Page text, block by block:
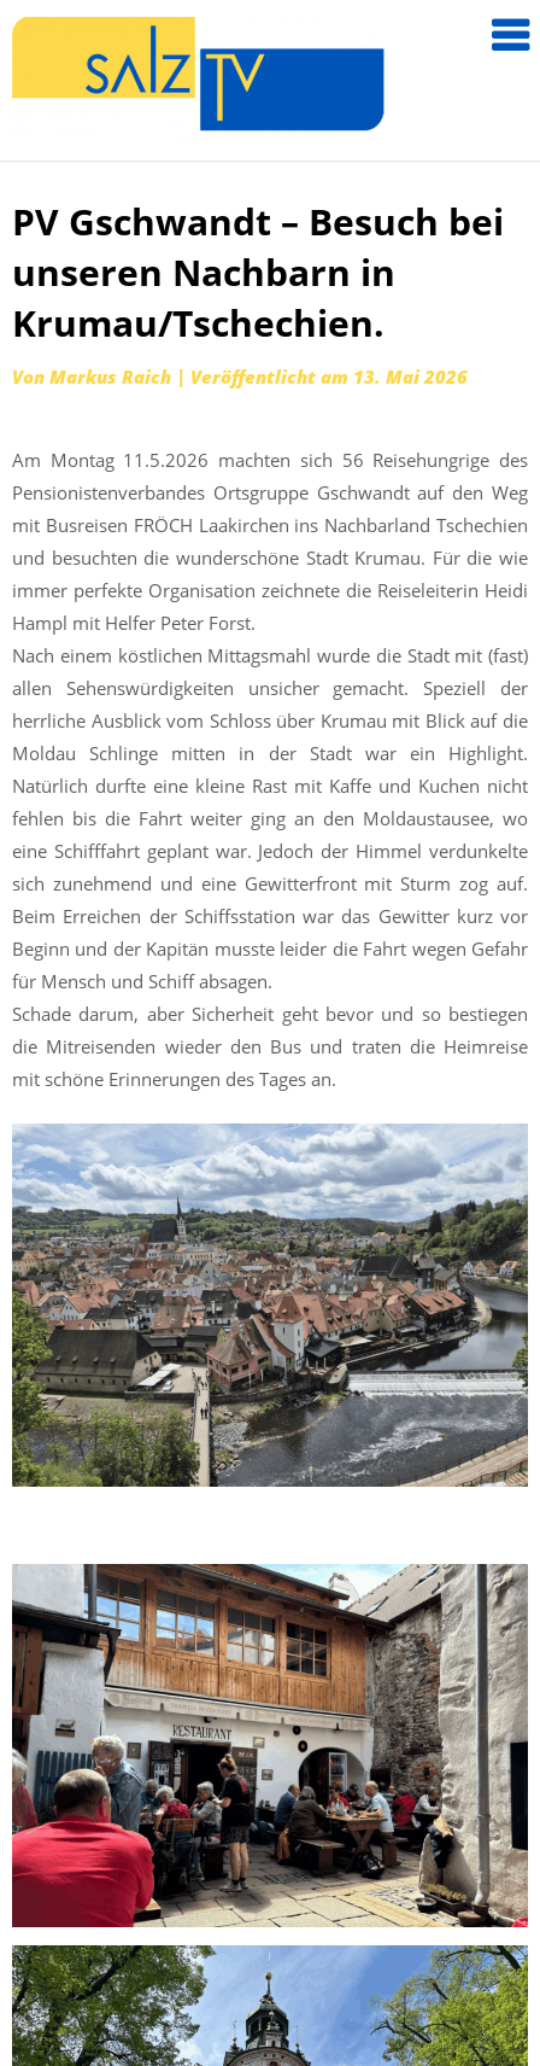
salzTV –
Zum
springen
PV Gschwandt – Besuch bei
unseren Nachbarn in
Krumau/Tschechien.
Von Markus Raich | Veröffentlicht am 13. Mai 2026
Am Montag 11.5.2026 machten sich 56 Reisehungrige des
Pensionistenverbandes Ortsgruppe Gschwandt auf den Weg
mit Busreisen FRÖCH Laakirchen ins Nachbarland Tschechien
und besuchten die wunderschöne Stadt Krumau. Für die wie
immer perfekte Organisation zeichnete die Reiseleiterin Heidi
Hampl mit Helfer Peter Forst.
Nach einem köstlichen Mittagsmahl wurde die Stadt mit (fast)
allen Sehenswürdigkeiten unsicher gemacht. Speziell der
herrliche Ausblick vom Schloss über Krumau mit Blick auf die
Moldau Schlinge mitten in der Stadt war ein Highlight.
Natürlich durfte eine kleine Rast mit Kaffe und Kuchen nicht
fehlen bis die Fahrt weiter ging an den Moldaustausee, wo
eine Schifffahrt geplant war. Jedoch der Himmel verdunkelte
sich zunehmend und eine Gewitterfront mit Sturm zog auf.
Beim Erreichen der Schiffsstation war das Gewitter kurz vor
Beginn und der Kapitän musste leider die Fahrt wegen Gefahr
für Mensch und Schiff absagen.
Schade darum, aber Sicherheit geht bevor und so bestiegen
die Mitreisenden wieder den Bus und traten die Heimreise
mit schöne Erinnerungen des Tages an.